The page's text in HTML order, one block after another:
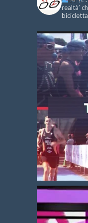
realtà’